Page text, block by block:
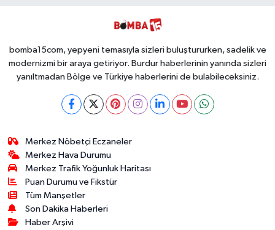
Toplayabilecek
bomba15com, yepyeni temasıyla sizleri buluştururken, sadelik ve
modernizmi bir araya getiriyor. Burdur haberlerinin yanında sizleri
yanıltmadan Bölge ve Türkiye haberlerini de bulabileceksiniz.
Merkez Nöbetçi Eczaneler
Merkez Hava Durumu
Merkez Trafik Yoğunluk Haritası
Puan Durumu ve Fikstür
Tüm Manşetler
Son Dakika Haberleri
Haber Arşivi